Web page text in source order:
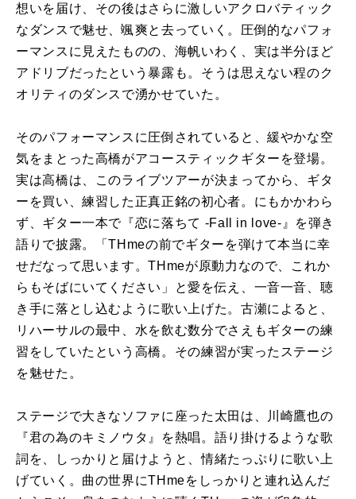
想いを届け、その後はさらに激しいアクロバティック
なダンスで魅せ、颯爽と去っていく。圧倒的なパフォ
ーマンスに見えたものの、海帆いわく、実は半分ほど
アドリブだったという暴露も。そうは思えない程のク
オリティのダンスで湧かせていた。
そのパフォーマンスに圧倒されていると、緩やかな空
気をまとった高橋がアコースティックギターを登場。
実は高橋は、このライブツアーが決まってから、ギタ
ーを買い、練習した正真正銘の初心者。にもかかわら
ず、ギター一本で『恋に落ちて -Fall in love-』を弾き
語りで披露。「THmeの前でギターを弾けて本当に幸
せだなって思います。THmeが原動力なので、これか
らもそばにいてください」と愛を伝え、一音一音、聴
き手に落とし込むように歌い上げた。古瀬によると、
リハーサルの最中、水を飲む数分でさえもギターの練
習をしていたという高橋。その練習が実ったステージ
を魅せた。
ステージで大きなソファに座った太田は、川崎鷹也の
『君の為のキミノウタ』を熱唱。語り掛けるような歌
詞を、しっかりと届けようと、情緒たっぷりに歌い上
げていく。曲の世界にTHmeをしっかりと連れ込んだ